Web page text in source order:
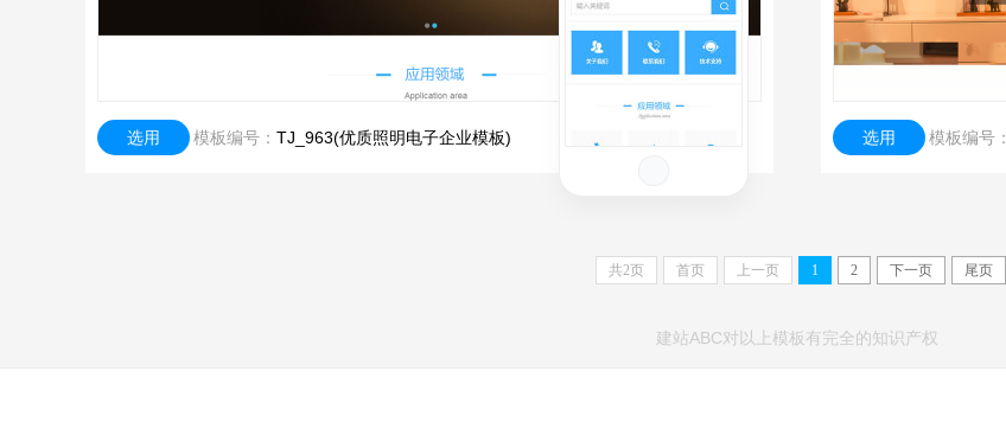
选用 模板编号： TJ_963(优质照明电子企业模板) 选用 模板编号：
共2页 首页 上一页 1 2 下一页 尾页
建站ABC对以上模板有完全的知识产权